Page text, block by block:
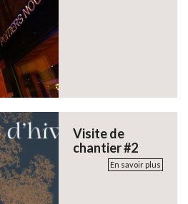
Visite de
chantier #2
En savoir plus